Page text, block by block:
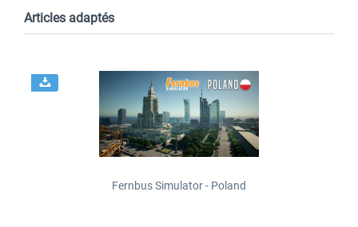
Articles adaptés
Fernbus Simulator - Poland